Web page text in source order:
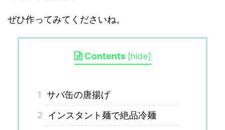
ぜひ作ってみてくださいね。
Contents [hide]
1 サバ缶の唐揚げ
2
インスタント麺で絶品冷麺